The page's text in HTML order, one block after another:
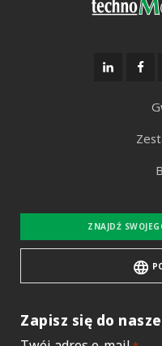
ZNAJDŹ
Zapisz się do